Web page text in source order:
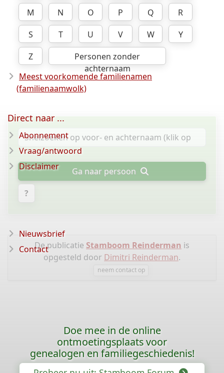
M
N O P Q
R
S
T U V W
Y
Z
Personen zonder
achternaam
Meest voorkomende familienamen
(familienaamwolk)
Ga naar persoon
?
De publicatie Stamboom Reinderman is
opgesteld door Dimitri Reinderman.
neem contact op
Direct naar ...
Abonnement
Vraag/antwoord
Disclaimer
Nieuwsbrief
Contact
Doe mee in de online
ontmoetingsplaats voor
genealogen en familiegeschiedenis!